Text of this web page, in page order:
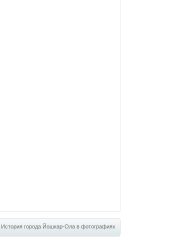
История города Йошкар-Ола в фотографиях